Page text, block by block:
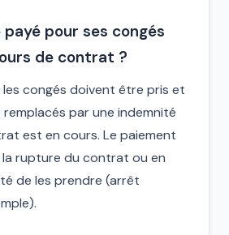
pour ses congés
de contrat ?
les congés doivent être pris et
par une indemnité
est en cours. Le paiement
rupture du contrat ou en
de les prendre (arrêt